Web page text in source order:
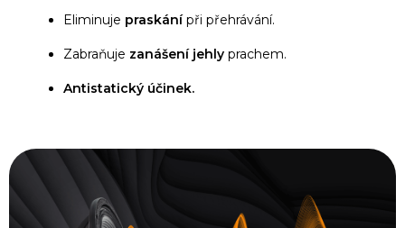
Eliminuje praskánípři přehrávání.
Zabraňuje zanášení jehly prachem.
Antistatický účinek.